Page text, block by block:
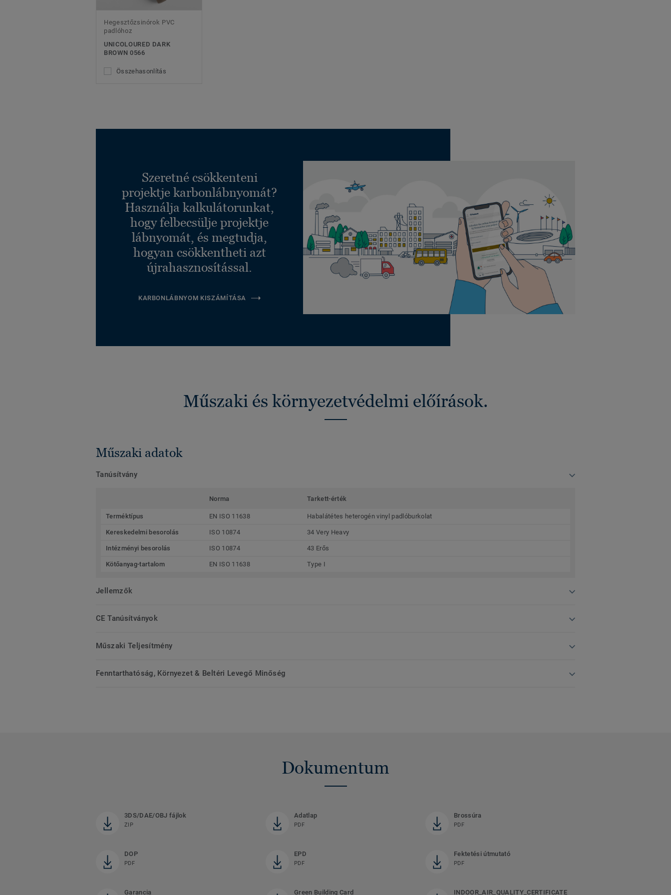
Hegesztőzsinórok PVC
padlóhoz
UNICOLOURED DARK
BROWN 0566
Összehasonlítás
Szeretné csökkenteni
projektje karbonlábnyomát?
Használja kalkulátorunkat,
hogy felbecsülje projektje
lábnyomát, és megtudja,
hogyan csökkentheti azt
újrahasznosítással.
KARBONLÁBNYOM KISZÁMÍTÁSA
Műszaki és környezetvédelmi előírások.
Műszaki adatok
Tanúsítvány
Norma Tarkett-érték
Terméktípus EN ISO 11638 Habalátétes heterogén vinyl padlóburkolat
Kereskedelmi besorolás ISO 10874 34 Very Heavy
Intézményi besorolás ISO 10874 43 Erős
Kötőanyag-tartalom EN ISO 11638 Type I
Jellemzők
CE Tanúsítványok
Műszaki Teljesítmény
Fenntarthatóság, Környezet & Beltéri Levegő Minőség
Dokumentum
3DS/DAE/OBJ fájlok
ZIP
Adatlap
PDF
Brossúra
PDF
DOP
PDF
EPD
PDF
Fektetési útmutató
PDF
Garancia Green Building Card INDOOR_AIR_QUALITY_CERTIFICATE